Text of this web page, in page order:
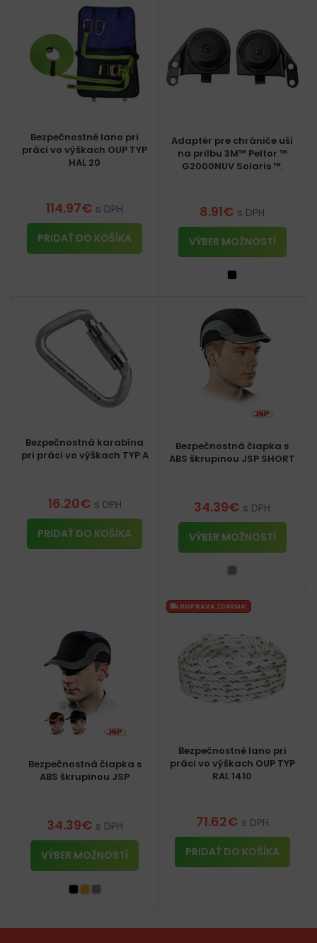
Bezpečnostné lano pri
práci vo výškach OUP TYP
HAL 20
114.97€ s DPH
PRIDAŤ DO KOŠÍKA
Adaptér pre chrániče uší
na prilbu 3M™ Peltor ™
G2000NUV Solaris ™.
8.91€ s DPH
VÝBER MOŽNOSTÍ
Bezpečnostná karabína
pri práci vo výškach TYP A
16.20€ s DPH
PRIDAŤ DO KOŠÍKA
Bezpečnostná čiapka s
ABS škrupinou JSP SHORT
34.39€ s DPH
VÝBER MOŽNOSTÍ
Bezpečnostná čiapka s
ABS škrupinou JSP
34.39€ s DPH
VÝBER MOŽNOSTÍ
DOPRAVA ZDARMA!
Bezpečnostné lano pri
práci vo výškach OUP TYP
RAL 1410
71.62€ s DPH
PRIDAŤ DO KOŠÍKA